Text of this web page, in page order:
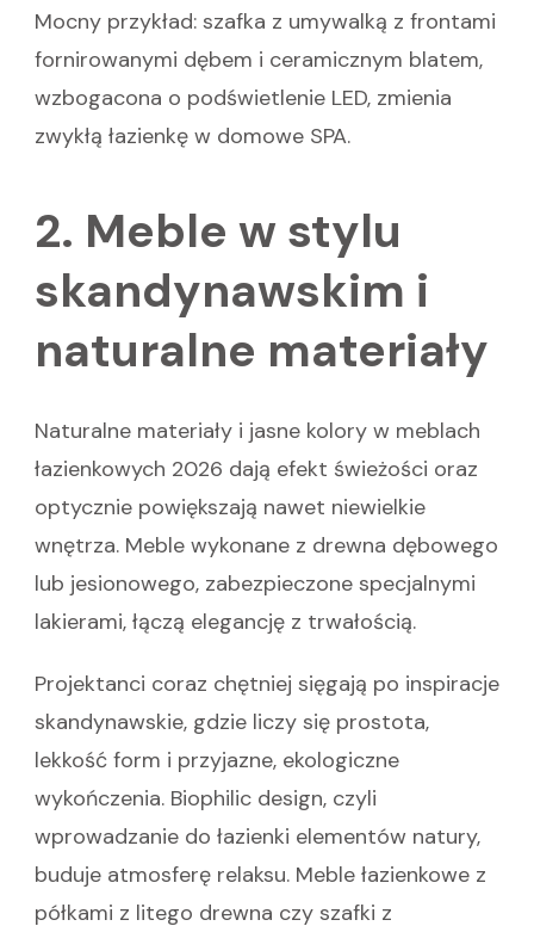
Mocny przykład: szafka z umywalką z frontami
fornirowanymi dębem i ceramicznym blatem,
wzbogacona o podświetlenie LED, zmienia
zwykłą łazienkę w domowe SPA.
2. Meble w stylu
skandynawskim i
naturalne materiały
Naturalne materiały i jasne kolory w meblach
łazienkowych 2026 dają efekt świeżości oraz
optycznie powiększają nawet niewielkie
wnętrza. Meble wykonane z drewna dębowego
lub jesionowego, zabezpieczone specjalnymi
lakierami, łączą elegancję z trwałością.
Projektanci coraz chętniej sięgają po inspiracje
skandynawskie, gdzie liczy się prostota,
lekkość form i przyjazne, ekologiczne
wykończenia. Biophilic design, czyli
wprowadzanie do łazienki elementów natury,
buduje atmosferę relaksu. Meble łazienkowe z
półkami z litego drewna czy szafki z